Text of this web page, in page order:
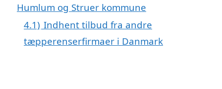
Humlum og Struer kommune
4.1) Indhent tilbud fra andre
tæpperenserfirmaer i Danmark